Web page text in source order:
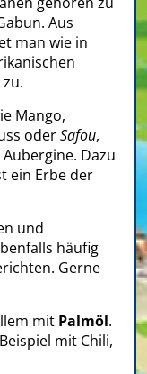
Aus
man wie in
zu.
Mango,
oderSafou,
Dazu
ein Erbe der
und
häufig
Gerne
mit Palmöl.
mit Chili,